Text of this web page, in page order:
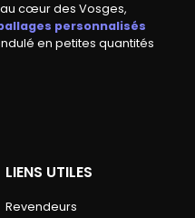
cœur des Vosges,
personnalisés
en petites quantités
LIENS UTILES
Revendeurs